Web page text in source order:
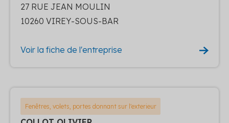
27 RUE JEAN MOULIN
10260 VIREY-SOUS-BAR
Voir la fiche de l'entreprise
Fenêtres, volets, portes donnant sur l'exterieur